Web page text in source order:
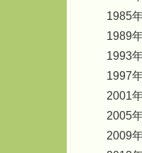
1985
1989
1993
1997
2001
2005
2009